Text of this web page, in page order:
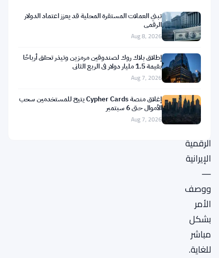
مجموع
يقارب
مليار
دولار
من
أصول
العملات
الرقمية
الإيرانية
—
ووصف
الأمر
بشكل
مباشر
للغاية.
تبني العملات المستقرة المحلية قد يعزز اعتماد الدولار
الرقمي
Aug 8, 2026
إطلاق بلاك روك لصندوقين مرمزين وتيذر تحقق أرباحًا
بقيمة 1.5 مليار دولار في الربع الثاني
Aug 7, 2026
إغلاق منصة Cypher Cards يتيح للمستخدمين سحب
الأموال حتى 6 سبتمبر
Aug 7, 2026